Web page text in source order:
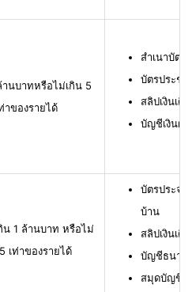
นบาทหรือไม่เกิน 5
าของรายได้
สำเนาบัตร
บัตรประช
สลิปเงินเดื
บัญชีเงินฝา
น 1 ล้านบาท หรือไม่
เท่าของรายได้
บัตรประจำ
บ้าน
สลิปเงินเดื
บัญชีธนาคา
สมุดบัญชีธ